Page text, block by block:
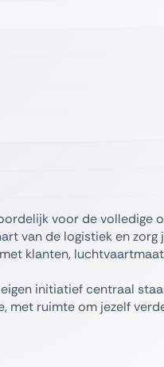
voor de volledige
van de logistiek en
klanten,
initiatief centraal
met ruimte om jezelf